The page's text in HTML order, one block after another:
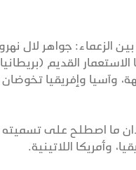
الزعماء: جواهر لال
القديم
وآسيا وإفريقيا تخوضان
ما اصطلح على تسميته
وأمريكا اللاتينية.